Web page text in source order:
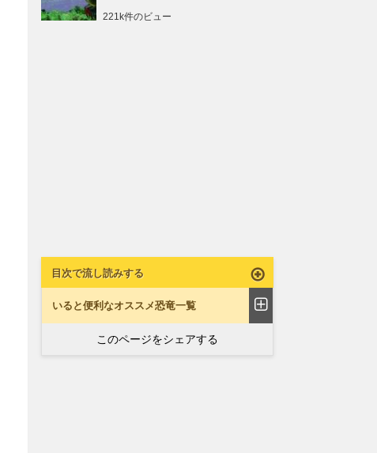
221k件のビュー
目次で流し読みする
いると便利なオススメ恐竜一覧
このページをシェアする